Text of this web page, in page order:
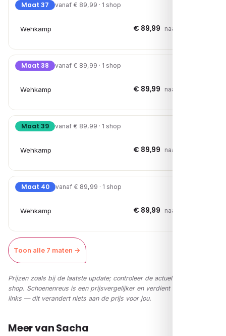
Maat 37 vanaf € 89,99 · 1 shop
Wehkamp € 89,99 naar shop →
Maat 38 vanaf € 89,99 · 1 shop
Wehkamp € 89,99 naar shop →
Maat 39 vanaf € 89,99 · 1 shop
Wehkamp € 89,99 naar shop →
Maat 40 vanaf € 89,99 · 1 shop
Wehkamp € 89,99 naar shop →
Toon alle 7 maten →
Prijzen zoals bij de laatste update; controleer de actuele prijs in de
shop. Schoenenreus is een prijsvergelijker en verdient via affiliate-
links — dit verandert niets aan de prijs voor jou.
Meer van Sacha